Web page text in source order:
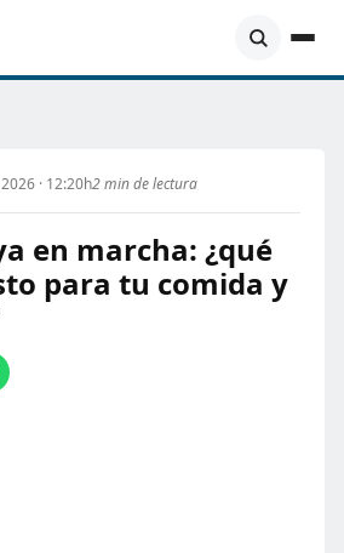
· 12:20h2 min de lectura
en marcha: ¿qué
para tu comida y